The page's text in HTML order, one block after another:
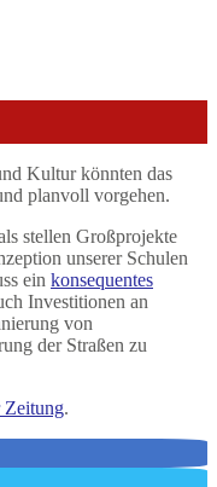
Kultur könnten das
planvoll vorgehen.
stellen Großprojekte
unserer Schulen
ein konsequentes
Investitionen an
von
der Straßen zu
Zeitung.